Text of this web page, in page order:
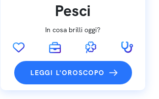
Pesci
In cosa brilli oggi?
LEGGI L'OROSCOPO